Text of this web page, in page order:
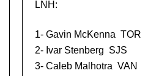
LNH:
1- Gavin McKenna TOR
2- Ivar Stenberg SJS
3- Caleb Malhotra VAN